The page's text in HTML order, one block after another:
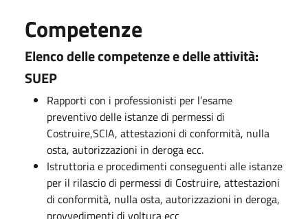
Competenze
Elenco delle competenze e delle attività:
SUEP
Rapporti con i professionisti per l’esame
preventivo delle istanze di permessi di
Costruire,SCIA, attestazioni di conformità, nulla
osta, autorizzazioni in deroga ecc.
Istruttoria e procedimenti conseguenti alle istanze
per il rilascio di permessi di Costruire, attestazioni
di conformità, nulla osta, autorizzazioni in deroga,
provvedimenti di voltura ecc